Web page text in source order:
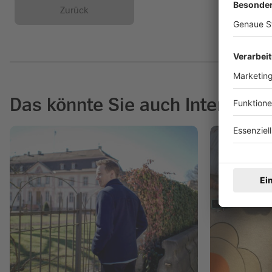
Zurück
Das könnte Sie auch